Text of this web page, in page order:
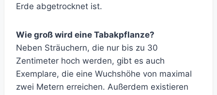
Erde abgetrocknet ist.
Wie groß wird eine Tabakpflanze?
Neben Sträuchern, die nur bis zu 30
Zentimeter hoch werden, gibt es auch
Exemplare, die eine Wuchshöhe von maximal
zwei Metern erreichen. Außerdem existieren